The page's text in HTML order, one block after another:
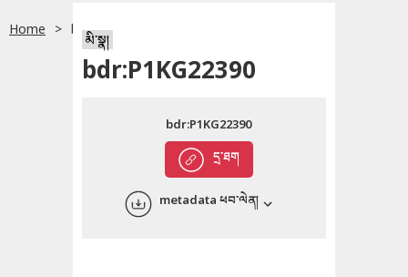
English
Home bdr:P1KG22390
མི་སྣ།
bdr:P1KG22390
དྲ་ཐག
bdr:P1KG22390
metadata ཕབ་ལེན།